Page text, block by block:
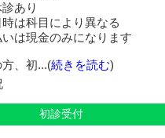
あり
時は科目により異なる
いは現金のみになります
、初...(続きを読む)
初診受付